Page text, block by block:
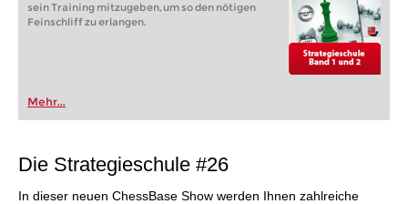
sein Training mitzugeben, um so den nötigen
Feinschliff zu erlangen.
Mehr...
Die Strategieschule #26
In dieser neuen ChessBase Show werden Ihnen zahlreiche